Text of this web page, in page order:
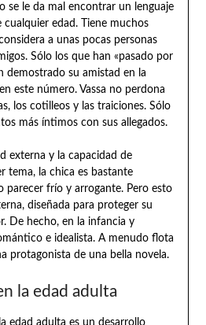
se le da mal encontrar un lenguaje
edad. Tiene muchos
a unas pocas personas
Sólo los que han «pasado por
demostrado su amistad en la
este número. Vassa no perdona
los cotilleos y las traiciones. Sólo
más íntimos con sus allegados.
externa y la capacidad de
tema, la chica es bastante
parecer frío y arrogante. Pero esto
diseñada para proteger su
De hecho, en la infancia y
e idealista. A menudo flota
protagonista de una bella novela.
la edad adulta